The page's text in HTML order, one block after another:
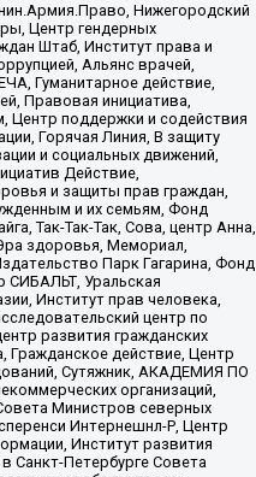
Нижегородский
Центр гендерных
Штаб, Институт права и
Альянс врачей,
Гуманитарное действие,
Правовая инициатива,
Центр поддержки и содействия
Горячая Линия, В защиту
и социальных движений,
Действие,
и защиты прав граждан,
и их семьям, Фонд
Так-Так-Так, Сова, центр Анна,
здоровья, Мемориал,
Парк Гагарина, Фонд
СИБАЛЬТ, Уральская
Институт прав человека,
центр по
развития гражданских
Гражданское действие, Центр
Сутяжник, АКАДЕМИЯ ПО
организаций,
Министров северных
Интернешнл-Р, Центр
Институт развития
Санкт-Петербурге Совета